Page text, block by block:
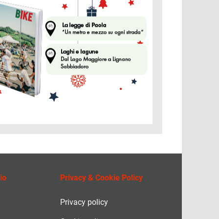
Privacy & Cookie Policy
Privacy policy